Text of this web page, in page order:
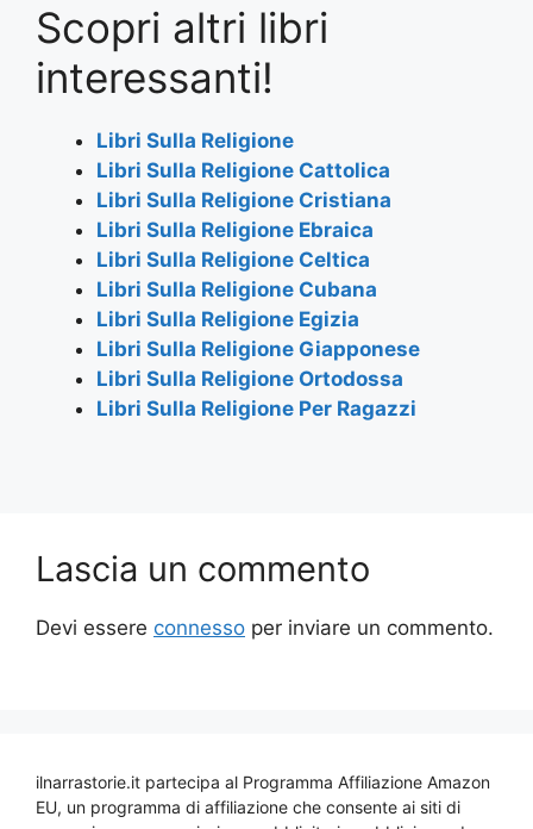
c
e
b
o
o
k
itt
er
at
s
A
p
p
e
gr
a
m
ai
l
ar
Scopri altri libri
interessanti!
Libri Sulla Religione
Libri Sulla Religione Cattolica
Libri Sulla Religione Cristiana
Libri Sulla Religione Ebraica
Libri Sulla Religione Celtica
Libri Sulla Religione Cubana
Libri Sulla Religione Egizia
Libri Sulla Religione Giapponese
Libri Sulla Religione Ortodossa
Libri Sulla Religione Per Ragazzi
Lascia un commento
Devi essere connesso per inviare un commento.
ilnarrastorie.it partecipa al Programma Affiliazione Amazon
EU, un programma di affiliazione che consente ai siti di